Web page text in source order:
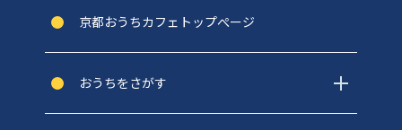
京都おうちカフェトップぺージ
おうちをさがす